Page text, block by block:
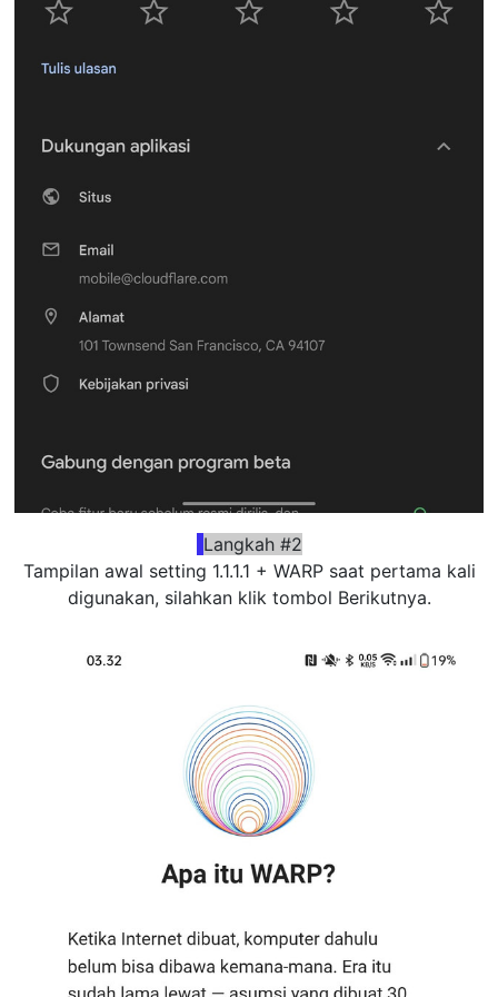
Langkah #2
Tampilan awal setting 1.1.1.1 + WARP saat pertama kali
digunakan, silahkan klik tombol Berikutnya.